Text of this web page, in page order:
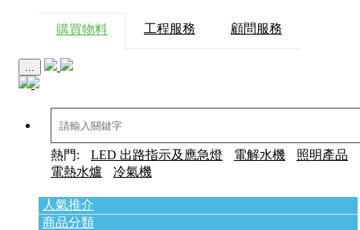
購買物料 工程服務 顧問服務
...
熱門: LED 出路指示及應急燈 電解水機
照明產品
電熱水爐
冷氣機
人氣推介
商品分類